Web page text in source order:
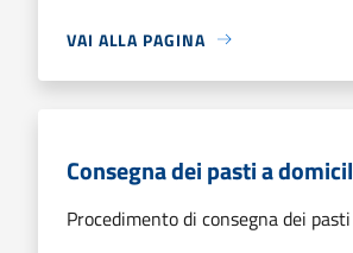
VAI ALLA PAGINA
Consegna dei pasti a
Procedimento di consegna dei